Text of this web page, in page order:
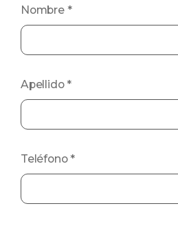
Nombre *
Apellido *
Teléfono *